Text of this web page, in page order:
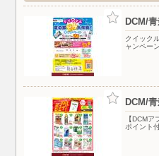
DCM/
クイック
ャンペーン
DCM/
【DCM
ポイント